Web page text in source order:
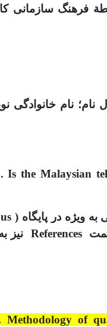
نام خانوادگی
Is the Malaysian
of